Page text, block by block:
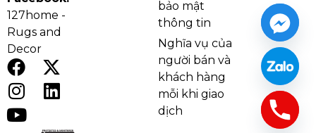
THDBA06
LED 3
chế
độ –
65W
Hợp
kim
sơn
tĩnh
điện,
chao
W480
H1000
127home -
Rugs and
Decor
bảo mật
thông tin
Nghĩa vụ của
người bán và
khách hàng
mỗi khi giao
dịch